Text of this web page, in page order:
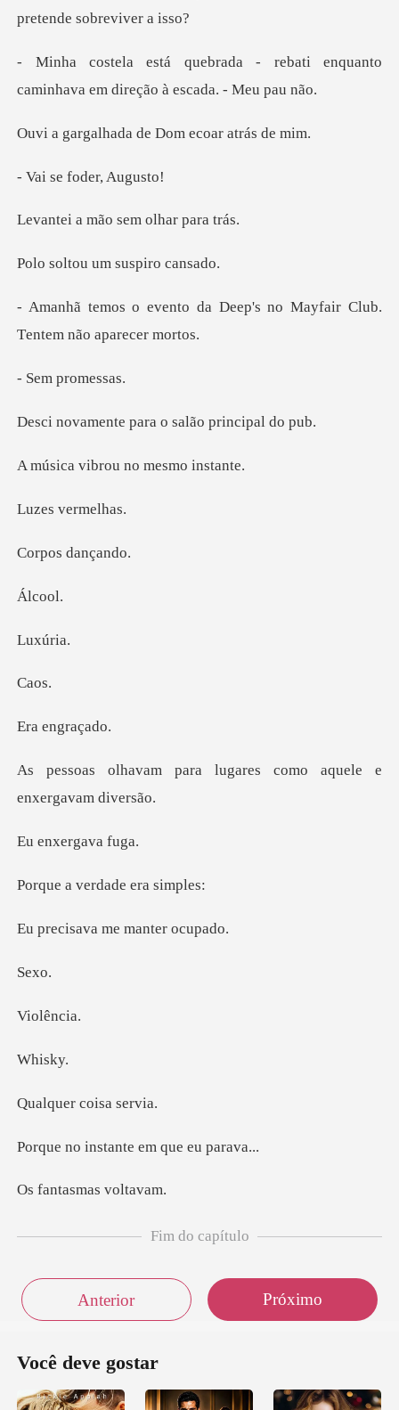
p
rebati enquanto
caminhava em d
ada de Dom eco
foder,
mão sem olh
u um suspi
Deep's no Mayfair Club.
T
prom
para o salão p
brou no mes
verm
s dan
co
xú
a
engr
a lugares como aquele
ergava
verdade e
va me mant
e
lên
is
r coisa
stante em qu
asmas v
Fim do capítulo
Anterior Próximo
Você deve gostar